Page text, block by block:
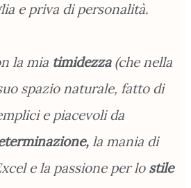
e priva di personalità.
la mia timidezza (che nella
spazio naturale, fatto di
e piacevoli da
la mania di
e la passione per lo stile